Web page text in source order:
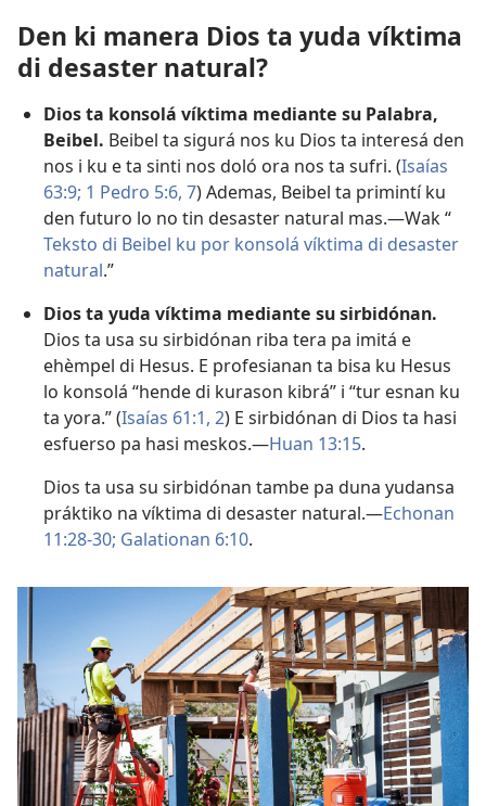
Den ki manera Dios ta yuda víktima
di desaster natural?
Dios ta konsolá víktima mediante su Palabra,
Beibel. Beibel ta sigurá nos ku Dios ta interesá den
nos i ku e ta sinti nos doló ora nos ta sufri. (Isaías
63:9; 1 Pedro 5:6, 7) Ademas, Beibel ta primintí ku
den futuro lo no tin desaster natural mas.​—Wak “
Teksto di Beibel ku por konsolá víktima di desaster
natural.”
Dios ta yuda víktima mediante su sirbidónan.
Dios ta usa su sirbidónan riba tera pa imitá e
ehèmpel di Hesus. E profesianan ta bisa ku Hesus
lo konsolá “hende di kurason kibrá” i “tur esnan ku
ta yora.” (Isaías 61:1, 2) E sirbidónan di Dios ta hasi
esfuerso pa hasi meskos.​—Huan 13:15.
Dios ta usa su sirbidónan tambe pa duna yudansa
práktiko na víktima di desaster natural.​—Echonan
11:28-30; Galationan 6:10.